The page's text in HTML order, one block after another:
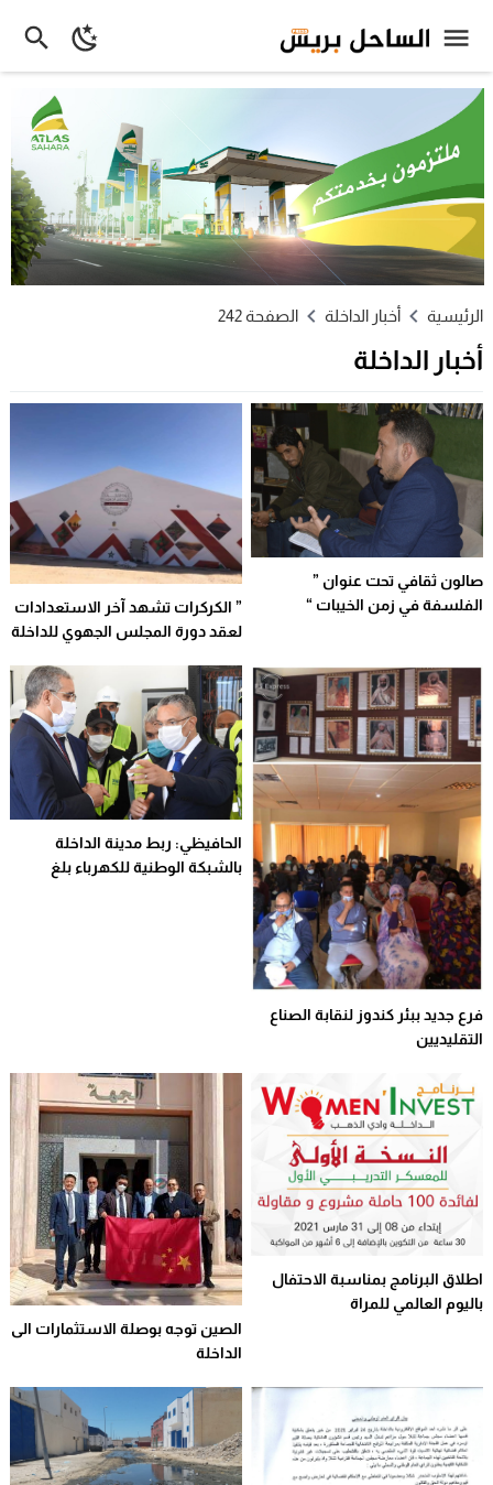
الرئيسية أخبار الداخلة الصفحة 242
أخبار الداخلة
صالون ثقافي تحت عنوان ”
الفلسفة في زمن الخيبات “
” الكركرات تشهد آخر الاستعدادات
لعقد دورة المجلس الجهوي للداخلة
2021
فرع جديد ببئر كندوز لنقابة الصناع
التقليديين
الحافيظي: ربط مدينة الداخلة
بالشبكة الوطنية للكهرباء بلغ
اطلاق البرنامج بمناسبة الاحتفال
باليوم العالمي للمراة
الصين توجه بوصلة الاستثمارات الى
الداخلة